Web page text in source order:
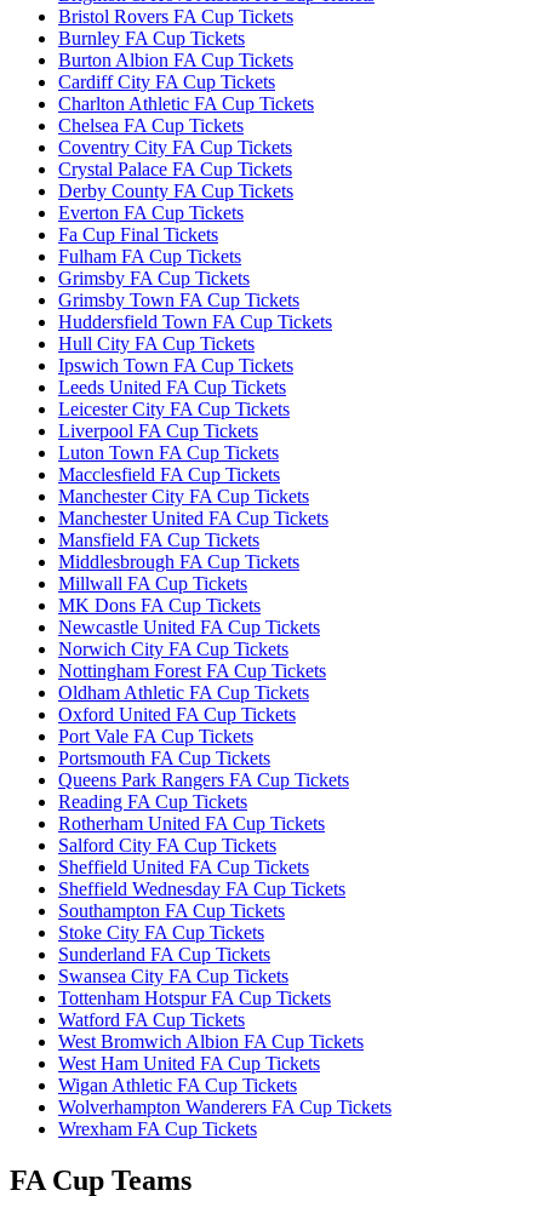
Bristol Rovers FA Cup Tickets
Burnley FA Cup Tickets
Burton Albion FA Cup Tickets
Cardiff City FA Cup Tickets
Charlton Athletic FA Cup Tickets
Chelsea FA Cup Tickets
Coventry City FA Cup Tickets
Crystal Palace FA Cup Tickets
Derby County FA Cup Tickets
Everton FA Cup Tickets
Fa Cup Final Tickets
Fulham FA Cup Tickets
Grimsby FA Cup Tickets
Grimsby Town FA Cup Tickets
Huddersfield Town FA Cup Tickets
Hull City FA Cup Tickets
Ipswich Town FA Cup Tickets
Leeds United FA Cup Tickets
Leicester City FA Cup Tickets
Liverpool FA Cup Tickets
Luton Town FA Cup Tickets
Macclesfield FA Cup Tickets
Manchester City FA Cup Tickets
Manchester United FA Cup Tickets
Mansfield FA Cup Tickets
Middlesbrough FA Cup Tickets
Millwall FA Cup Tickets
MK Dons FA Cup Tickets
Newcastle United FA Cup Tickets
Norwich City FA Cup Tickets
Nottingham Forest FA Cup Tickets
Oldham Athletic FA Cup Tickets
Oxford United FA Cup Tickets
Port Vale FA Cup Tickets
Portsmouth FA Cup Tickets
Queens Park Rangers FA Cup Tickets
Reading FA Cup Tickets
Rotherham United FA Cup Tickets
Salford City FA Cup Tickets
Sheffield United FA Cup Tickets
Sheffield Wednesday FA Cup Tickets
Southampton FA Cup Tickets
Stoke City FA Cup Tickets
Sunderland FA Cup Tickets
Swansea City FA Cup Tickets
Tottenham Hotspur FA Cup Tickets
Watford FA Cup Tickets
West Bromwich Albion FA Cup Tickets
West Ham United FA Cup Tickets
Wigan Athletic FA Cup Tickets
Wolverhampton Wanderers FA Cup Tickets
Wrexham FA Cup Tickets
FA Cup Teams